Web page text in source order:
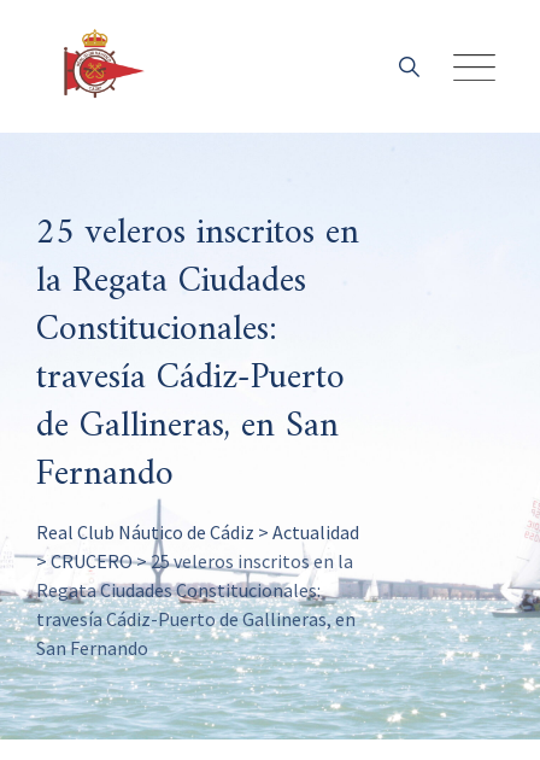
content
25 veleros inscritos en
la Regata Ciudades
Constitucionales:
travesía Cádiz-Puerto
de Gallineras, en San
Fernando
Real Club Náutico de Cádiz > Actualidad
> CRUCERO>25 veleros inscritos en la
Regata Ciudades Constitucionales:
travesía Cádiz-Puerto de Gallineras, en
San Fernando